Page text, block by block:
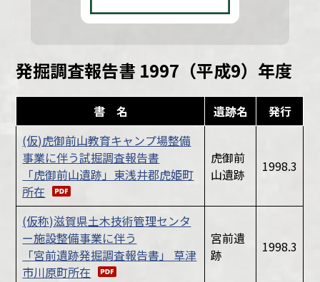
発掘調査報告書 1997（平成9）年度
書 名 遺跡名
発行
(仮)虎御前山教育キャンプ場整備
事業に伴う試掘調査報告書
「虎御前山遺跡」東浅井郡虎姫町
所在
虎御前
山遺跡
1998.3
(仮称)滋賀県土木技術管理センタ
ー施設整備事業に伴う
「宮前遺跡発掘調査報告書」 草津
市川原町所在
宮前遺
跡
1998.3